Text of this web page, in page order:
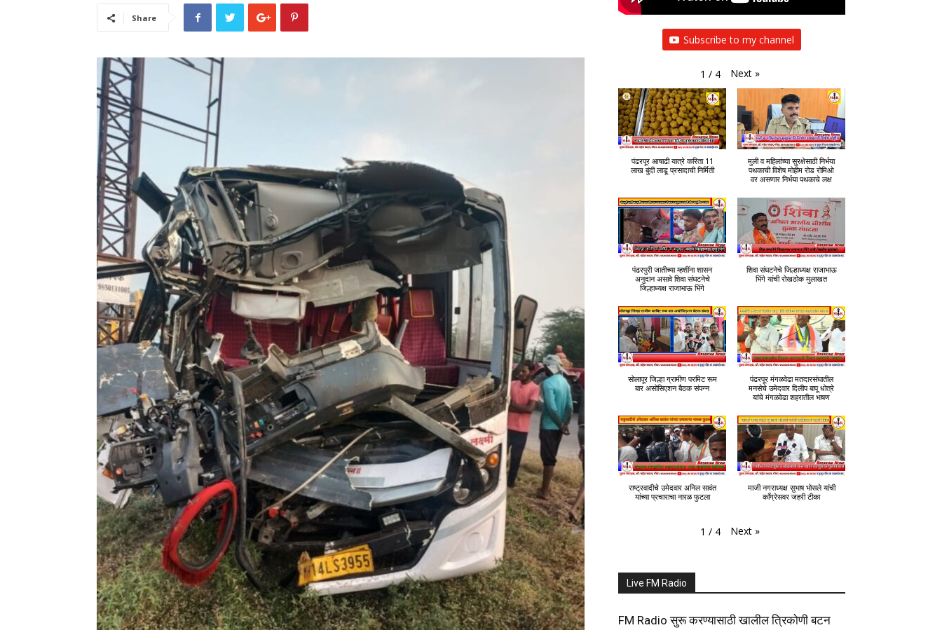
Share
Subscribe to my channel
1 / 4 Next »
पंढरपूर आषाढी यात्रे करिता 11
लाख बुंदी लाडू प्रसादाची निर्मिती
मुली व महिलांच्या सुरक्षेसाठी निर्भया
पथकाची विशेष मोहीम रोड रोमिओ
वर असणार निर्भया पथकाचे लक्ष
पंढरपुरी जातीच्या म्हशींना शासन
अनुदान असावे शिवा संघटनेचे
जिल्हाध्यक्ष राजाभाऊ भिंगे
शिवा संघटनेचे जिल्हाध्यक्ष राजाभाऊ
भिंगे यांची रोखठोक मुलाखत
सोलापूर जिल्हा ग्रामीण परमिट रूम
बार असोसिएशन बैठक संपन्न
पंढरपूर मंगळवेढा मतदारसंघातील
मनसेचे उमेदवार दिलीप बापू धोत्रे
यांचे मंगळवेढा शहरातील भाषण
राष्ट्रवादीचे उमेदवार अनिल सावंत
यांच्या प्रचाराचा नारळ फुटला
माजी नगराध्यक्ष सुभाष भोसले यांची
काँग्रेसवर जहरी टीका
1 / 4 Next »
Live FM Radio
FM Radio सुरू करण्यासाठी खालील त्रिकोणी बटन